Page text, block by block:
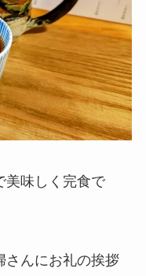
美味しく完食で
さんにお礼の挨拶